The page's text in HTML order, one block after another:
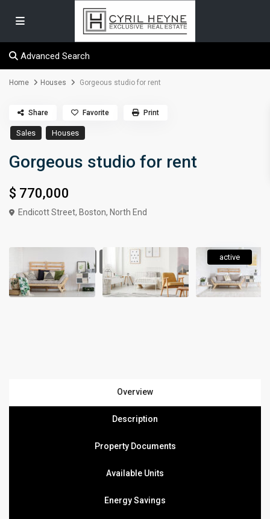
Advanced Search
Home Houses Gorgeous studio for rent
Sales Houses
Gorgeous studio for rent
$ 770,000
Endicott Street, Boston, North End
Share Favorite Print
active
Overview
Description
Property Documents
Available Units
Energy Savings